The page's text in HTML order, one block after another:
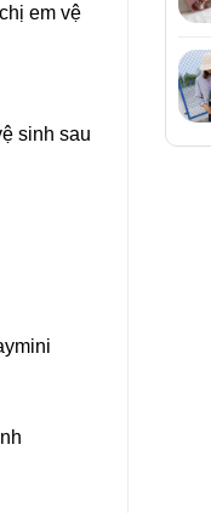
em vệ
sinh sau